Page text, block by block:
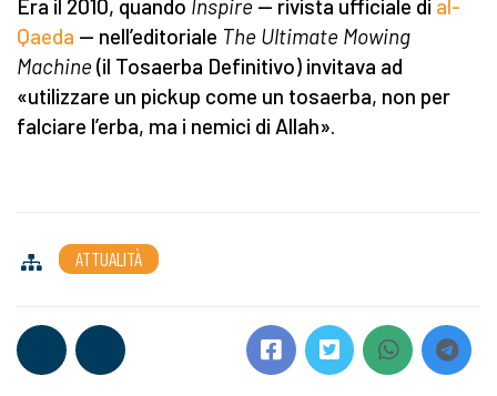
Era il 2010, quando Inspire — rivista ufficiale di al-
Qaeda — nell’editoriale The Ultimate Mowing
Machine(il Tosaerba Definitivo) invitava ad
«utilizzare un pickup come un tosaerba, non per
falciare l’erba, ma i nemici di Allah».
ATTUALITÀ